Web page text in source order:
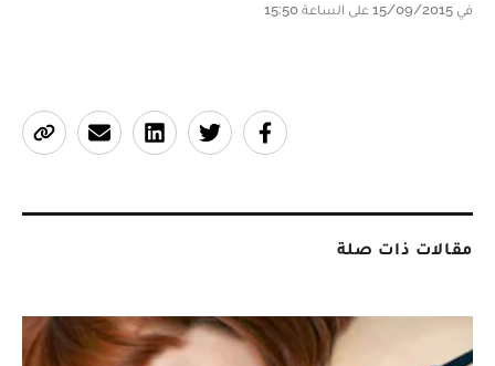
في 15/09/2015 على الساعة 15:50
مقالات ذات صلة